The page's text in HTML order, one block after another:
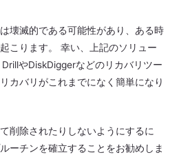
壊滅的である可能性があり、ある時
こります。 幸い、上記のソリュー
やDiskDiggerなどのリカバリツー
カバリがこれまでになく簡単になり
削除されたりしないようにするに
ーチンを確立することをお勧めしま